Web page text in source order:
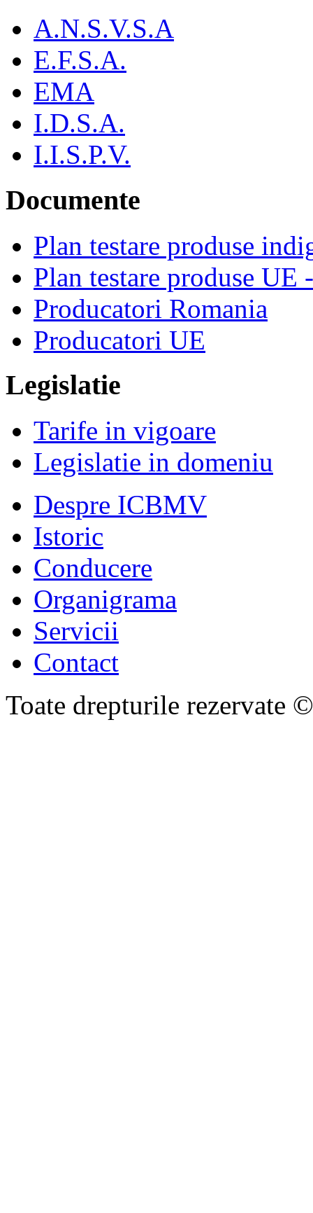
A.N.S.V.S.A
E.F.S.A.
EMA
I.D.S.A.
I.I.S.P.V.
Documente
Plan testare produse
Plan testare produse UE
Producatori Romania
Producatori UE
Legislatie
Tarife in vigoare
Legislatie in domeniu
Despre ICBMV
Istoric
Conducere
Organigrama
Servicii
Contact
Toate drepturile rezervate